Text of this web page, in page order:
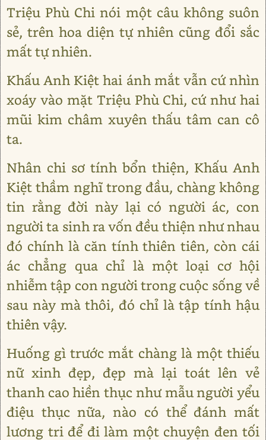
Triệu Phù Chi nói một câu không suôn
sẻ, trên hoa diện tự nhiên cũng đổi sắc
mất tự nhiên.
Khấu Anh Kiệt hai ánh mắt vẫn cứ nhìn
xoáy vào mặt Triệu Phù Chi, cứ như hai
mũi kim châm xuyên thấu tâm can cô
ta.
Nhân chi sơ tính bổn thiện, Khấu Anh
Kiệt thầm nghĩ trong đầu, chàng không
tin rằng đời này lại có người ác, con
người ta sinh ra vốn đều thiện như nhau
đó chính là căn tính thiên tiên, còn cái
ác chẳng qua chỉ là một loại cơ hội
nhiễm tập con người trong cuộc sống về
sau này mà thôi, đó chỉ là tập tính hậu
thiên vậy.
Huống gì trước mắt chàng là một thiếu
nữ xinh đẹp, đẹp mà lại toát lên vẻ
thanh cao hiền thục như mẫu người yểu
điệu thục nữa, nào có thể đánh mất
lương tri để đi làm một chuyện đen tối